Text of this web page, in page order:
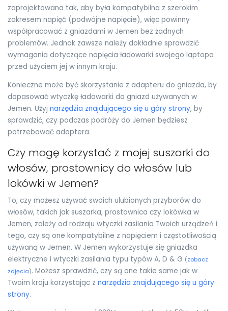
zaprojektowana tak, aby była kompatybilna z szerokim
zakresem napięć (podwójne napięcie), więc powinny
współpracować z gniazdami w Jemen bez żadnych
problemów. Jednak zawsze należy dokładnie sprawdzić
wymagania dotyczące napięcia ładowarki swojego laptopa
przed użyciem jej w innym kraju.
Konieczne może być skorzystanie z adapteru do gniazda, by
dopasować wtyczkę ładowarki do gniazd używanych w
Jemen. Użyj narzędzia znajdującego się u góry strony, by
sprawdzić, czy podczas podróży do Jemen będziesz
potrzebować adaptera.
Czy mogę korzystać z mojej suszarki do
włosów, prostownicy do włosów lub
lokówki w Jemen?
To, czy możesz używać swoich ulubionych przyborów do
włosów, takich jak suszarka, prostownica czy lokówka w
Jemen, zależy od rodzaju wtyczki zasilania Twoich urządzeń i
tego, czy są one kompatybilne z napięciem i częstotliwością
używaną w Jemen. W Jemen wykorzystuje się gniazdka
elektryczne i wtyczki zasilania typu typów A, D & G (zobacz
zdjęcia). Możesz sprawdzić, czy są one takie same jak w
Twoim kraju korzystając z narzędzia znajdującego się u góry
strony.